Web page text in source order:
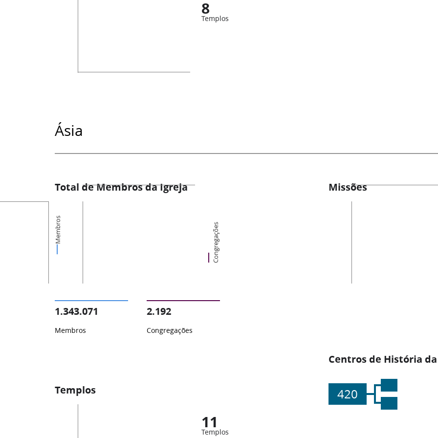
8
Templos
Ásia
Total de Membros da Igreja
Membros Congregações
1.343.071
Membros
2.192
Congregações
Missões
Centros de História
420
Templos
11
Templos